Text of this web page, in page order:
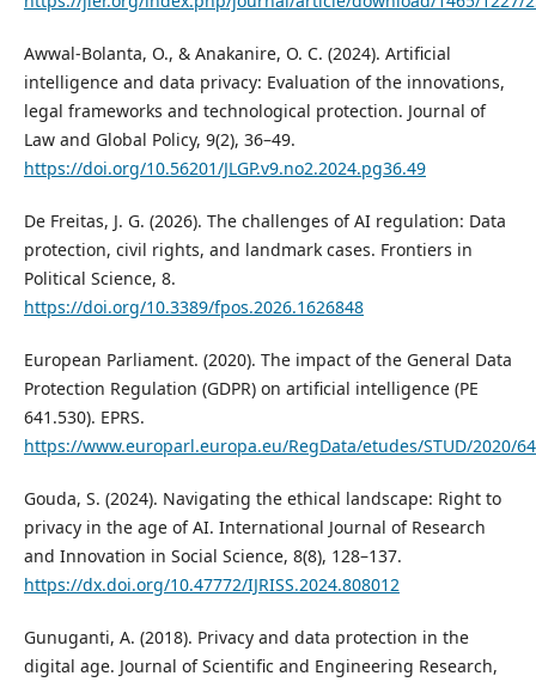
Awwal-Bolanta, O., & Anakanire, O. C. (2024). Artificial
intelligence and data privacy: Evaluation of the innovations,
legal frameworks and technological protection. Journal of
Law and Global Policy, 9(2), 36–49.
https://doi.org/10.56201/JLGP.v9.no2.2024.pg36.49
De Freitas, J. G. (2026). The challenges of AI regulation: Data
protection, civil rights, and landmark cases. Frontiers in
Political Science, 8.
https://doi.org/10.3389/fpos.2026.1626848
European Parliament. (2020). The impact of the General Data
Protection Regulation (GDPR) on artificial intelligence (PE
641.530). EPRS.
https://www.europarl.europa.eu/RegData/etudes/STUD/2020/
Gouda, S. (2024). Navigating the ethical landscape: Right to
privacy in the age of AI. International Journal of Research
and Innovation in Social Science, 8(8), 128–137.
https://dx.doi.org/10.47772/IJRISS.2024.808012
Gunuganti, A. (2018). Privacy and data protection in the
digital age. Journal of Scientific and Engineering Research,